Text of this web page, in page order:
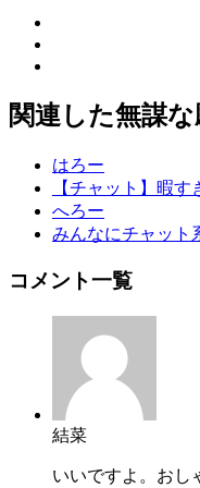
関連した無謀
はろー
【チャット】暇
へろー
みんなにチャット
コメント一覧
結菜
いいですよ。おし